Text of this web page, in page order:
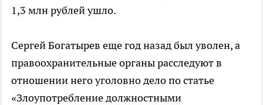
1,3 млн рублей ушло.
Сергей Богатырев еще год назад был уволен, а
правоохранительные органы расследуют в
отношении него уголовно дело по статье
«Злоупотребление должностными